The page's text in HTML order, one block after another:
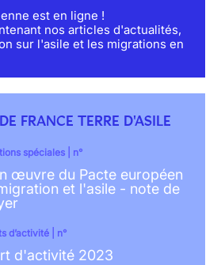
est en ligne !
nos articles d'actualités,
sur l'asile et les migrations en
FRANCE TERRE D'ASILE
spéciales | n°
œuvre du Pacte européen
et l'asile - note de
d’activité | n°
d'activité 2023